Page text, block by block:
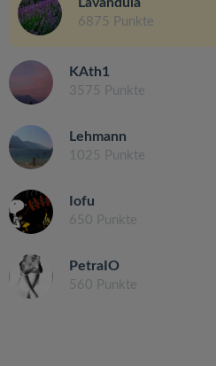
6875 Punkte
KAth1
3575 Punkte
Lehmann
1025 Punkte
Iofu
650 Punkte
PetraIO
560 Punkte